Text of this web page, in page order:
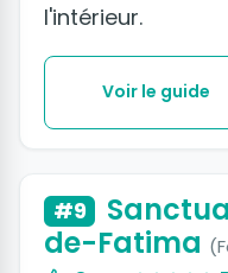
l'intérieur.
Voir le guide
#9
de-Fatima